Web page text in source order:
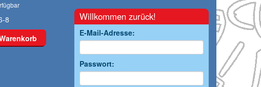
8
Willkommen zurück!
E-Mail-Adresse:
Passwort: